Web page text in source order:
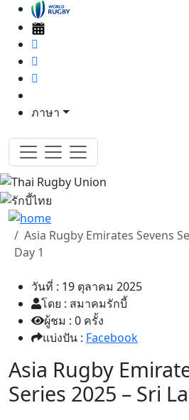
ภาษา
Asia Rugby Emirates Sevens
Day 1
วันที่ : 19 ตุลาคม 2025
โดย : สมาคมรักบี้
ผู้ชม : 0 ครั้ง
แบ่งปัน : Facebook
Asia Rugby
Series 2025 – Sri